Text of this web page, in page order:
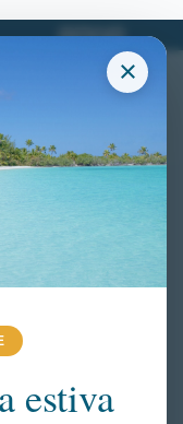
×
estiva
riammesso
raggiunto